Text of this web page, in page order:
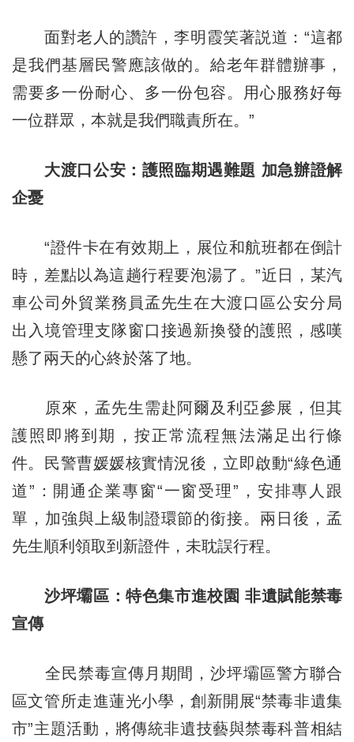
面對老人的讚許，李明霞笑著説道：“這都
是我們基層民警應該做的。給老年群體辦事，
需要多一份耐心、多一份包容。用心服務好每
一位群眾，本就是我們職責所在。”
大渡口公安：護照臨期遇難題 加急辦證解
企憂
“證件卡在有效期上，展位和航班都在倒計
時，差點以為這趟行程要泡湯了。”近日，某汽
車公司外貿業務員孟先生在大渡口區公安分局
出入境管理支隊窗口接過新換發的護照，感嘆
懸了兩天的心終於落了地。
原來，孟先生需赴阿爾及利亞參展，但其
護照即將到期，按正常流程無法滿足出行條
件。民警曹媛媛核實情況後，立即啟動“綠色通
道”：開通企業專窗“一窗受理”，安排專人跟
單，加強與上級制證環節的銜接。兩日後，孟
先生順利領取到新證件，未耽誤行程。
沙坪壩區：特色集市進校園 非遺賦能禁毒
宣傳
全民禁毒宣傳月期間，沙坪壩區警方聯合
區文管所走進蓮光小學，創新開展“禁毒非遺集
市”主題活動，將傳統非遺技藝與禁毒科普相結